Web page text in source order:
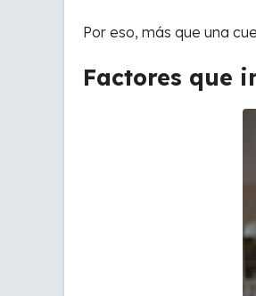
Por eso, más que una
Factores que